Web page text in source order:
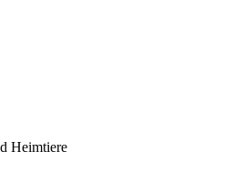
Heimtiere